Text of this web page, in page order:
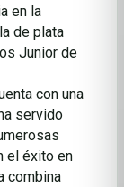
en la
de plata
Junior de
con una
servido
el éxito en
combina